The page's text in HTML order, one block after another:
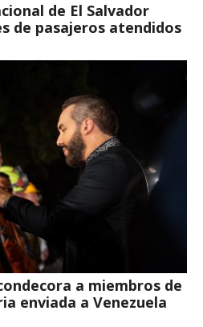
de El Salvador
de pasajeros atendidos
a miembros de
enviada a Venezuela